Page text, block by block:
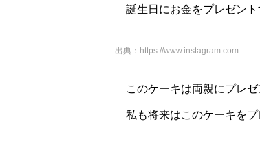
誕生日にお金をプレゼン
出典： https://www.instagram.com
このケーキは両親にプレ
私も将来はこのケーキを